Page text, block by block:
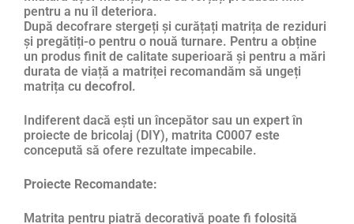
pentru a nu îl deteriora.
După decofrare stergeți și curățați matrița de reziduri
și pregătiți-o pentru o nouă turnare. Pentru a obține
un produs finit de calitate superioară și pentru a mări
durata de viață a matriței recomandăm să ungeți
matrița cu decofrol.
Indiferent dacă ești un începător sau un expert în
proiecte de bricolaj (DIY), matrita C0007 este
concepută să ofere rezultate impecabile.
Proiecte Recomandate:
Matrita pentru piatră decorativă poate fi folosită